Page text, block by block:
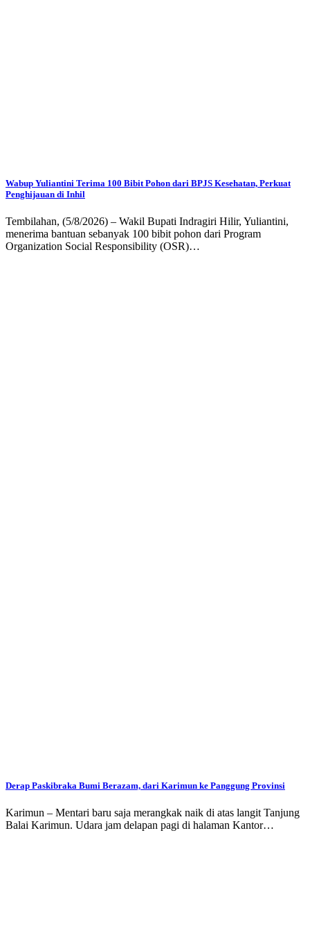
Wabup Yuliantini Terima 100 Bibit Pohon dari BPJS Kesehatan, Perkuat
Penghijauan di Inhil
Tembilahan, (5/8/2026) – Wakil Bupati Indragiri Hilir, Yuliantini,
menerima bantuan sebanyak 100 bibit pohon dari Program
Organization Social Responsibility (OSR)…
Derap Paskibraka Bumi Berazam, dari Karimun ke Panggung Provinsi
Karimun – Mentari baru saja merangkak naik di atas langit Tanjung
Balai Karimun. Udara jam delapan pagi di halaman Kantor…